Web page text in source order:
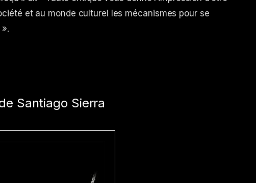
et au monde culturel les mécanismes pour se
Santiago Sierra